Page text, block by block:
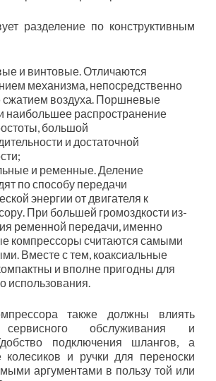
разделение по конструктивным
и винтовые. Отличаются
механизма, непосредственно
сжатием воздуха. Поршневые
наибольшее распространение
большой
и достаточной
и ременные. Деление
по способу передачи
энергии от двигателя к
При большей громоздкости из-
ременной передачи, именно
компрессоры считаются самыми
Вместе с тем, коаксиальные
и вполне пригодны для
использования.
также должны влиять
сервисного обслуживания и
подключения шлангов, а
колесиков и ручки для переноски
аргументами в пользу той или